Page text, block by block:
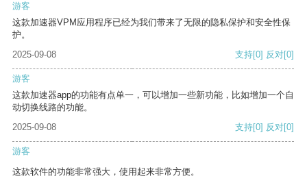
游客
这款加速器VPM应用程序已经为我们带来了无限的隐私保护和安全性保
护。
2025-09-08
支持[0] 反对[0]
游客
这款加速器app的功能有点单一，可以增加一些新功能，比如增加一个自
动切换线路的功能。
2025-09-08
支持[0] 反对[0]
游客
这款软件的功能非常强大，使用起来非常方便。